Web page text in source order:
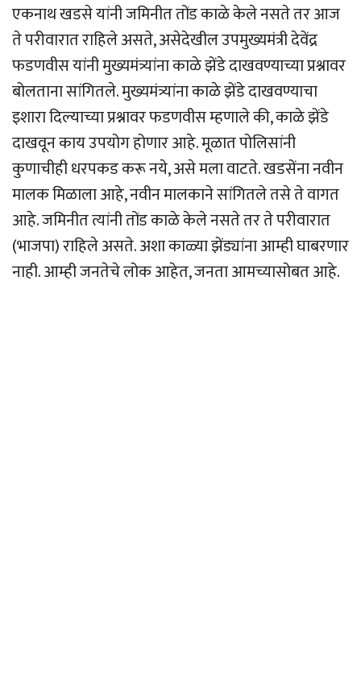
एकनाथ खडसे यांनी जमिनीत तोंड काळे केले नसते तर आज
ते परीवारात राहिले असते, असेदेखील उपमुख्यमंत्री देवेंद्र
फडणवीस यांनी मुख्यमंत्र्यांना काळे झेंडे दाखवण्याच्या प्रश्नावर
बोलताना सांगितले. मुख्यमंत्र्यांना काळे झेंडे दाखवण्याचा
इशारा दिल्याच्या प्रश्नावर फडणवीस म्हणाले की, काळे झेंडे
दाखवून काय उपयोग होणार आहे. मूळात पोलिसांनी
कुणाचीही धरपकड करू नये, असे मला वाटते. खडसेंना नवीन
मालक मिळाला आहे, नवीन मालकाने सांगितले तसे ते वागत
आहे. जमिनीत त्यांनी तोंड काळे केले नसते तर ते परीवारात
(भाजपा) राहिले असते. अशा काळ्या झेंड्यांना आम्ही घाबरणार
नाही. आम्ही जनतेचे लोक आहेत, जनता आमच्यासोबत आहे.